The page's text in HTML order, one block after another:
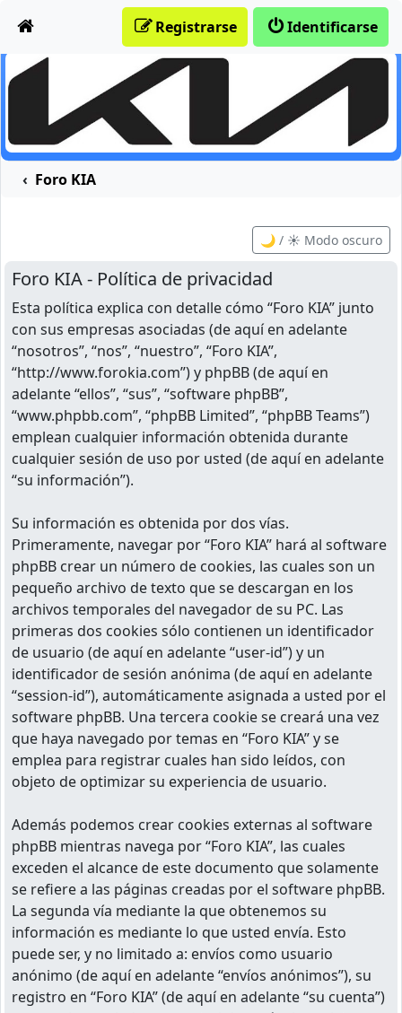
Identificarse
Registrarse
Foro KIA
🌙 / ☀️ Modo oscuro
Foro KIA - Política de privacidad
Esta política explica con detalle cómo “Foro KIA” junto
con sus empresas asociadas (de aquí en adelante
“nosotros”, “nos”, “nuestro”, “Foro KIA”,
“http://www.forokia.com”) y phpBB (de aquí en
adelante “ellos”, “sus”, “software phpBB”,
“www.phpbb.com”, “phpBB Limited”, “phpBB Teams”)
emplean cualquier información obtenida durante
cualquier sesión de uso por usted (de aquí en adelante
“su información”).
Su información es obtenida por dos vías.
Primeramente, navegar por “Foro KIA” hará al software
phpBB crear un número de cookies, las cuales son un
pequeño archivo de texto que se descargan en los
archivos temporales del navegador de su PC. Las
primeras dos cookies sólo contienen un identificador
de usuario (de aquí en adelante “user-id”) y un
identificador de sesión anónima (de aquí en adelante
“session-id”), automáticamente asignada a usted por el
software phpBB. Una tercera cookie se creará una vez
que haya navegado por temas en “Foro KIA” y se
emplea para registrar cuales han sido leídos, con
objeto de optimizar su experiencia de usuario.
Además podemos crear cookies externas al software
phpBB mientras navega por “Foro KIA”, las cuales
exceden el alcance de este documento que solamente
se refiere a las páginas creadas por el software phpBB.
La segunda vía mediante la que obtenemos su
información es mediante lo que usted envía. Esto
puede ser, y no limitado a: envíos como usuario
anónimo (de aquí en adelante “envíos anónimos”), su
registro en “Foro KIA” (de aquí en adelante “su cuenta”)